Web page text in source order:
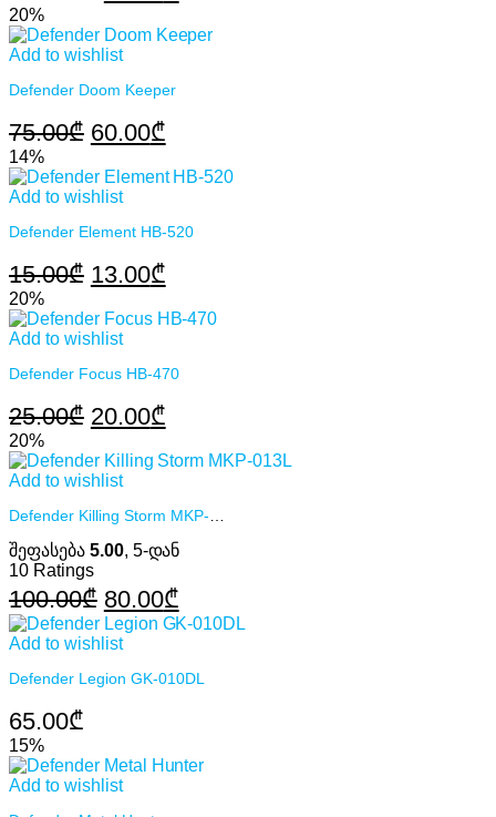
was:
is:
20%
Add to wishlist
Defender Doom Keeper
75.00₾ Original
was:
60.00₾Current
is:
14%
Add to wishlist
Defender Element HB-520
15.00₾ Original
was:
13.00₾Current
is:
20%
Add to wishlist
Defender Focus HB-470
25.00₾ Original
was:
20.00₾Current
is:
20%
Add to wishlist
შეფასება 5.00, 5-დან
10 Ratings
100.00₾ Original
price
was:
100.00₾.
80.00₾Current
price
80.00₾.
Add to wishlist
Defender Legion GK-010DL
65.00₾
15%
Add to wishlist